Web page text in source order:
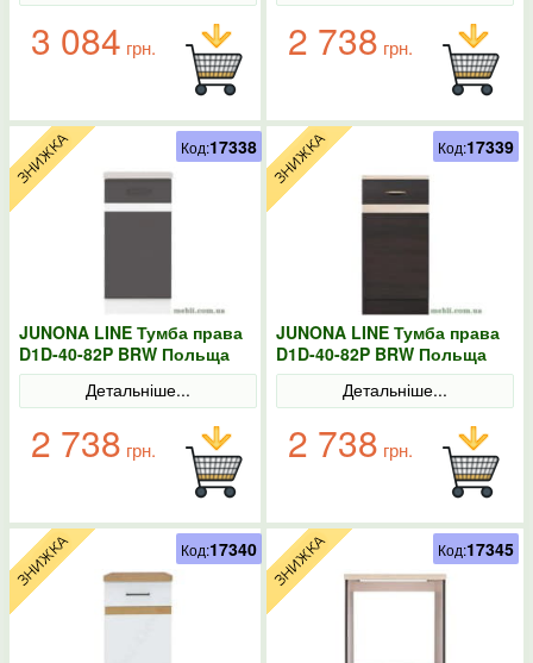
3 084 грн. 2 738 грн.
JUNONA LINE Тумба права
D1D-40-82P BRW Польща
колір-сірий
Детальніше...
2 738 грн.
Код:17338
JUNONA LINE Тумба права
D1D-40-82P BRW Польща
венге
Детальніше...
2 738 грн.
Код:17339
Код:17340 Код:17345